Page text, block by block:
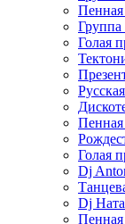
Пенная
Голая
Пенная
Голая
Dj
Dj
Пенная